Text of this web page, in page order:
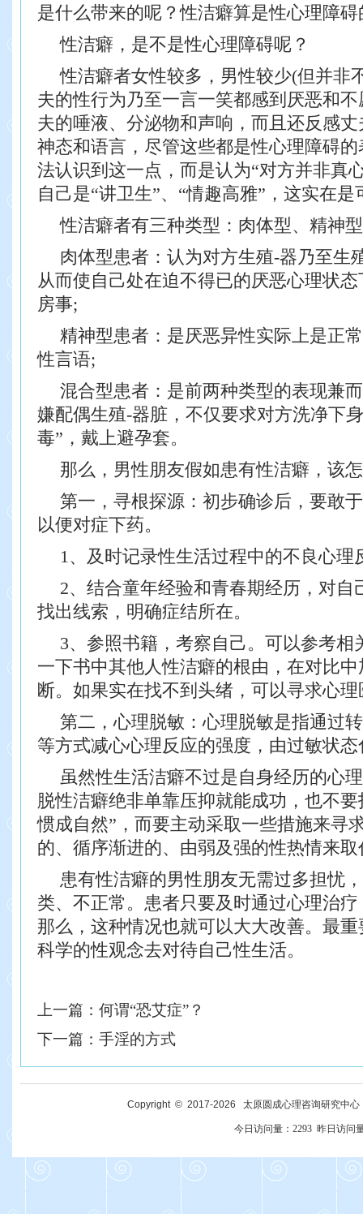
是什么带来的呢？性洁癖算是性心理障
性洁癖，是不是性心理障碍呢？
性洁癖者女性较多，男性较少(但并非
夫的性行为乃至一言一笑都感到厌恶和
夫的唾液、分泌物和声响，而且还反感
神态和语言，尽管这些都是性心理障碍
法认识到这一点，而是认为“对方并非真
自己是“讲卫生”、“情趣高雅”，这实在是
性洁癖者有三种类型：肉体型、精神
肉体型患者：认为对方生殖-器乃至生
从而使自己处在迫不得已的厌恶心理状
房事;
精神型患者：是厌恶异性实际上是正
性言语;
混合型患者：是前两种类型的表现兼
嫌配偶生殖-器脏，不仅要求对方洗净下
毒”，戴上避孕套。
那么，男性朋友假如患有性洁癖，该
第一，寻根探源：初步确诊后，要敢
以便对症下药。
1、及时记录性生活过程中的不良心理
2、结合童年经验和青春期经历，对自
找出线索，明确症结所在。
3、参照书籍，考察自己。可以参考相
一下书中其他人性洁癖的根由，在对比
断。如果实在找不到头绪，可以寻求心
第二，心理脱敏：心理脱敏是指通过
等方式减心心理反应的强度，由过敏状
虽然性生活洁癖不过是自身经历的心
脱性洁癖绝非单靠压抑就能成功，也不
惯成自然”，而要主动采取一些措施来寻
的、循序渐进的、由弱及强的性热情来
患有性洁癖的男性朋友无需过多担忧
类、不正常。患者只要及时通过心理治
那么，这种情况也就可以大大改善。最
科学的性观念去对待自己性生活。
上一篇： 何谓“恐艾症”？
下一篇： 手淫的方式
Copyright © 2017-2026 太原圆成心理咨询研究中
今日访问量： 2293 昨日访问